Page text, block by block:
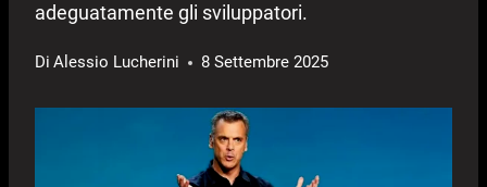
adeguatamente gli sviluppatori.
Di Alessio Lucherini 8 Settembre 2025